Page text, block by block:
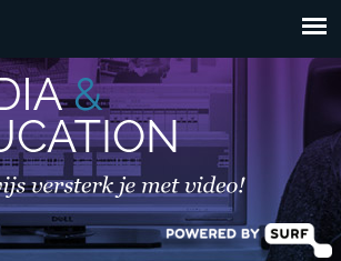
Overslaan en naar de
inhoud gaan